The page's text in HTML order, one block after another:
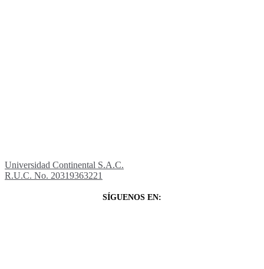
Universidad Continental S.A.C.
R.U.C. No. 20319363221
SÍGUENOS EN: